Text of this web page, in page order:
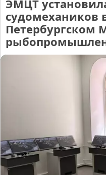
ЭМЦТ
судомехаников
Петербургском